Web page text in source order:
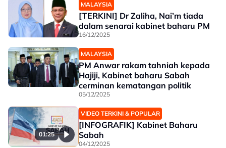
MALAYSIA
[TERKINI] Dr Zaliha, Nai’m tiada
dalam senarai kabinet baharu PM
16/12/2025
MALAYSIA
PM Anwar rakam tahniah kepada
Hajiji, Kabinet baharu Sabah
cerminan kematangan politik
05/12/2025
01:25
VIDEO TERKINI & POPULAR
[INFOGRAFIK] Kabinet Baharu
Sabah
04/12/2025